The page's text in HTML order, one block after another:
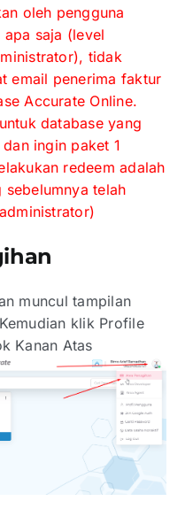
oleh pengguna
saja (level
tidak
email penerima faktur
Accurate Online.
database yang
ingin paket 1
redeem adalah
sebelumnya telah
muncul tampilan
klik Profile
Kanan Atas